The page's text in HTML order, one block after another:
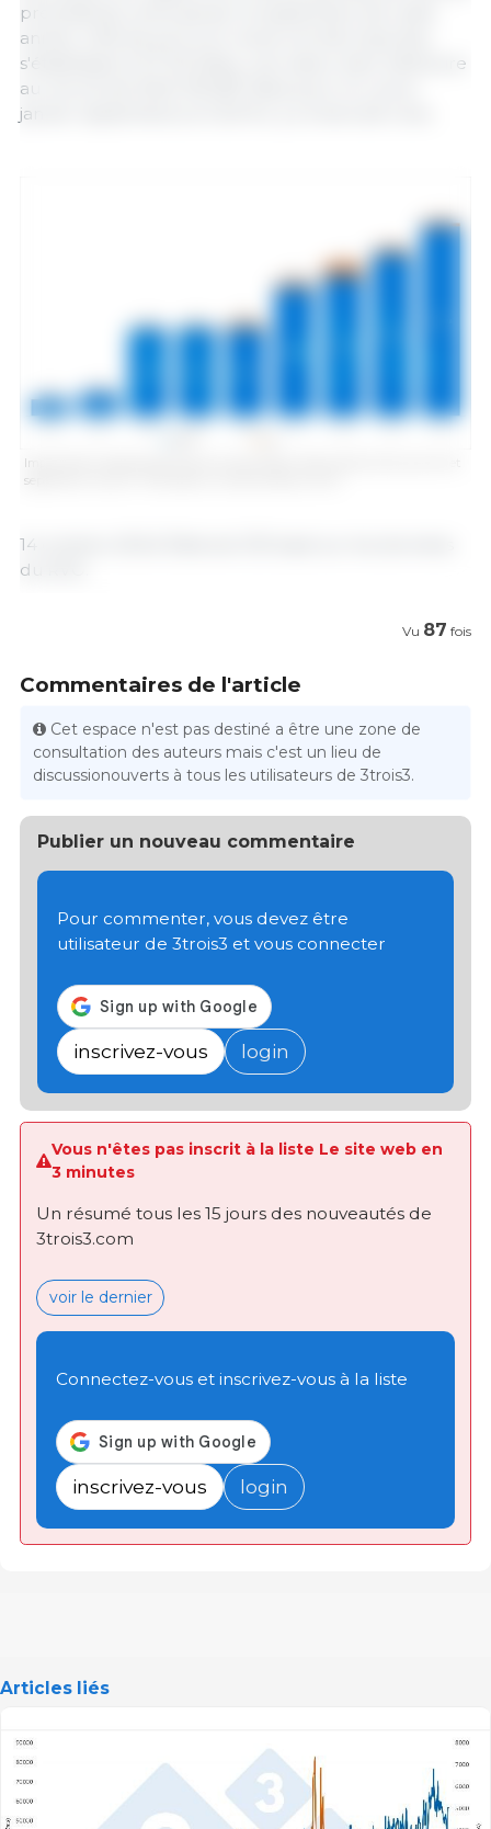
précédente, entre janvier et septembre de cette
année, 4,3% de porcs en moins ont été importés,
s'établissant à 27 021 têtes, une valeur bien inférieure
au record de 2022 (78 387 têtes pour le cumul
janvier-septembre) et 12,9 % il y a moins de 5 ans.
Importations espagnoles de porcs et porcelets néerlandais entre janvier et
septembre. Source : 333, basé sur les données du RVO.
14 octobre 2024/ Éditorial 333 basé sur les données
du RVO.
Vu 87 fois
Commentaires de l'article
Cet espace n'est pas destiné a être une zone de
consultation des auteurs mais c'est un lieu de
discussionouverts à tous les utilisateurs de 3trois3.
Publier un nouveau commentaire
Pour commenter, vous devez être
utilisateur de 3trois3 et vous connecter
inscrivez-vous login
Vous n'êtes pas inscrit à la liste Le site web en
3 minutes
Un résumé tous les 15 jours des nouveautés de
3trois3.com
voir le dernier
Connectez-vous et inscrivez-vous à la liste
inscrivez-vous login
Articles liés